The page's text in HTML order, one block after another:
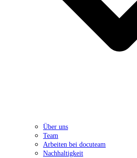
Über uns
Team
Arbeiten bei docuteam
Nachhaltigkeit